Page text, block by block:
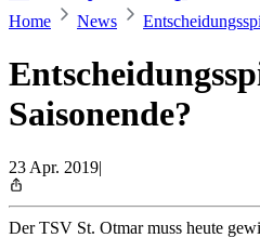
Home
News
Saisonende?
23 Apr. 2019|
Der TSV St. Otmar muss heute